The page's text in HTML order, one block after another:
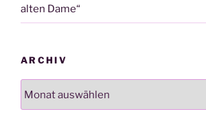
alten Dame“
ARCHIV